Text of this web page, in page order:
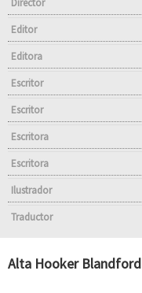
Director
Editor
Editora
Escritor
Escritor
Escritora
Escritora
Ilustrador
Traductor
Alta Hooker Blandford